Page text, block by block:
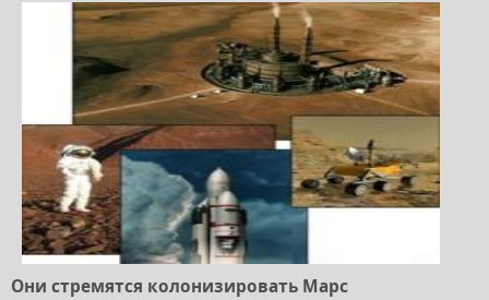
Они стремятся колонизировать Марс